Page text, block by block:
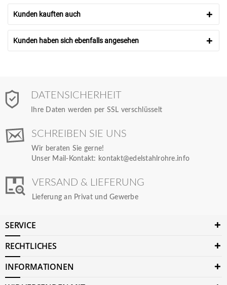
Kunden kauften auch
Kunden haben sich ebenfalls angesehen
DATENSICHERHEIT
Ihre Daten werden per SSL verschlüsselt
SCHREIBEN SIE UNS
Wir beraten Sie gerne!
Unser Mail-Kontakt: kontakt@edelstahlrohre.info
VERSAND & LIEFERUNG
Lieferung an Privat und Gewerbe
SERVICE
RECHTLICHES
INFORMATIONEN